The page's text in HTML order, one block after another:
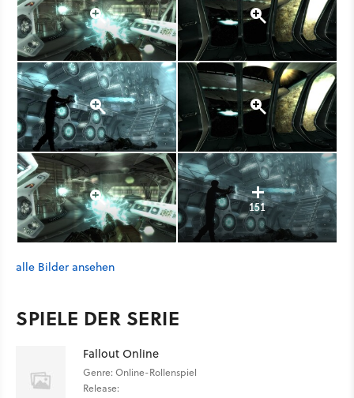
151
alle Bilder ansehen
SPIELE DER SERIE
Fallout Online
Genre: Online-Rollenspiel
Release: